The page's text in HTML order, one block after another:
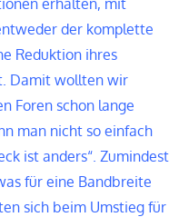
der komplette
Reduktion ihres
Damit wollten wir
Foren schon lange
man nicht so einfach
ist anders“. Zumindest
für eine Bandbreite
sich beim Umstieg für